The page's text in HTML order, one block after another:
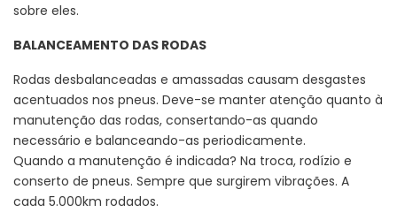
sobre eles.
BALANCEAMENTO DAS RODAS
Rodas desbalanceadas e amassadas causam desgastes
acentuados nos pneus. Deve-se manter atenção quanto à
manutenção das rodas, consertando-as quando
necessário e balanceando-as periodicamente.
Quando a manutenção é indicada? Na troca, rodízio e
conserto de pneus. Sempre que surgirem vibrações. A
cada 5.000km rodados.